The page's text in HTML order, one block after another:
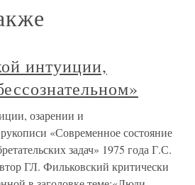
интуиции,
озарении и
«Современное состояние
задач» 1975 года Г.С.
ГЛ. Фильковский критически